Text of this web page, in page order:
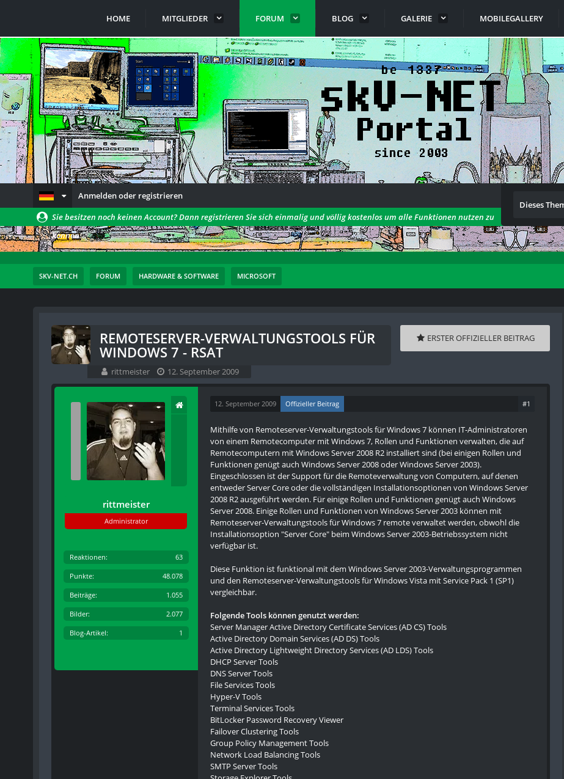
HOME MITGLIEDER FORUM BLOG GALERIE MOBILEGALLERY
Anmelden oder registrieren
Dieses
Sie besitzen noch keinen Account? Dann registrieren Sie sich einmalig und völlig kostenlos um alle Funktionen nutzen zu
können!
SKV-NET.CH FORUM HARDWARE & SOFTWARE MICROSOFT
REMOTESERVER-VERWALTUNGSTOOLS FÜR
WINDOWS 7 - RSAT
rittmeister 12. September 2009
ERSTER OFFIZIELLER BEITRAG
rittmeister
Administrator
Reaktionen 63
Punkte 48.078
Beiträge 1.055
Bilder 2.077
Blog-Artikel 1
12. September 2009 Offizieller Beitrag #1
Mithilfe von Remoteserver-Verwaltungstools für Windows 7 können IT-Administratoren
von einem Remotecomputer mit Windows 7, Rollen und Funktionen verwalten, die auf
Remotecomputern mit Windows Server 2008 R2 installiert sind (bei einigen Rollen und
Funktionen genügt auch Windows Server 2008 oder Windows Server 2003).
Eingeschlossen ist der Support für die Remoteverwaltung von Computern, auf denen
entweder Server Core oder die vollständigen Installationsoptionen von Windows Server
2008 R2 ausgeführt werden. Für einige Rollen und Funktionen genügt auch Windows
Server 2008. Einige Rollen und Funktionen von Windows Server 2003 können mit
Remoteserver-Verwaltungstools für Windows 7 remote verwaltet werden, obwohl die
Installationsoption "Server Core" beim Windows Server 2003-Betriebssystem nicht
verfügbar ist.
Diese Funktion ist funktional mit dem Windows Server 2003-Verwaltungsprogrammen
und den Remoteserver-Verwaltungstools für Windows Vista mit Service Pack 1 (SP1)
vergleichbar.
Folgende Tools können genutzt werden:
Server Manager Active Directory Certificate Services (AD CS) Tools
Active Directory Domain Services (AD DS) Tools
Active Directory Lightweight Directory Services (AD LDS) Tools
DHCP Server Tools
DNS Server Tools
File Services Tools
Hyper-V Tools
Terminal Services Tools
BitLocker Password Recovery Viewer
Failover Clustering Tools
Group Policy Management Tools
Network Load Balancing Tools
SMTP Server Tools